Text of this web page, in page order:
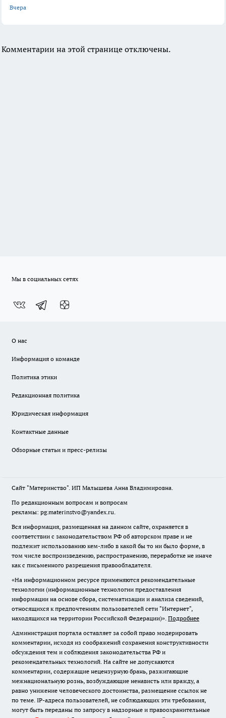
Вчера
Комментарии на этой странице отключены.
Мы в социальных сетях
О нас
Информация о команде
Политика этики
Редакционная политика
Юридическая информация
Контактные данные
Обзорные статьи и пресс-релизы
Сайт "Материнство". ИП Малышева Анна Владимировна.
По редакционным вопросам и вопросам
рекламы: pg.materinstvo@yandex.ru.
Вся информация, размещенная на данном сайте, охраняется в
соответствии с законодательством РФ об авторском праве и не
подлежит использованию кем-либо в какой бы то ни было форме, в
том числе воспроизведению, распространению, переработке не иначе
как с письменного разрешения правообладателя.
«На информационном ресурсе применяются рекомендательные
технологии (информационные технологии предоставления
информации на основе сбора, систематизации и анализа сведений,
относящихся к предпочтениям пользователей сети "Интернет",
находящихся на территории Российской Федерации)». Подробнее
Администрация портала оставляет за собой право модерировать
комментарии, исходя из соображений сохранения конструктивности
обсуждения тем и соблюдения законодательства РФ и
рекомендательных технологий. На сайте не допускаются
комментарии, содержащие нецензурную брань, разжигающие
межнациональную рознь, возбуждающие ненависть или вражду, а
равно унижение человеческого достоинства, размещение ссылок не
по теме. IP-адреса пользователей, не соблюдающих эти требования,
могут быть переданы по запросу в надзорные и правоохранительные